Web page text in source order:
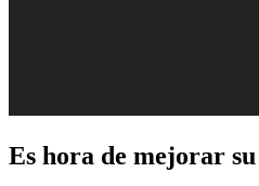
Es hora de mejorar